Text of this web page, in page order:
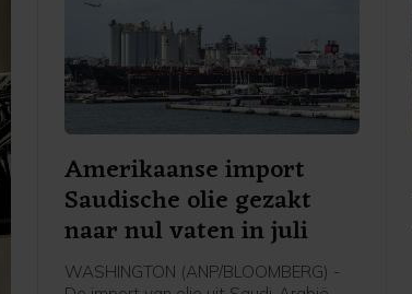
Amerikaanse import
Saudische olie gezakt
naar nul vaten in juli
WASHINGTON (ANP/BLOOMBERG) -